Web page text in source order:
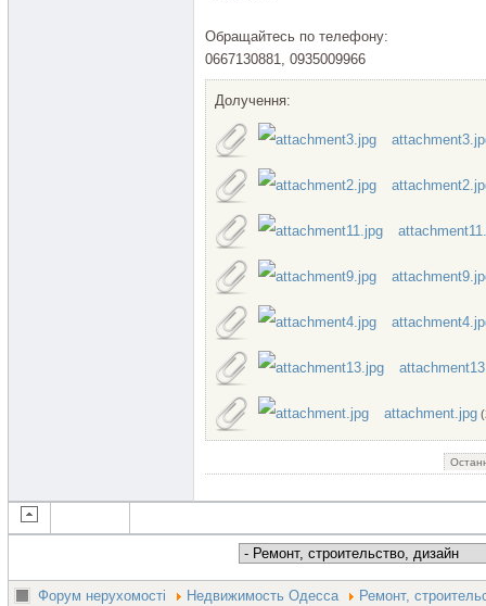
Обращайтесь по телефону:
0667130881, 0935009966
Долучення:
attachment.jpg
Форум нерухомості Недвижимость Одесса
Ремонт,